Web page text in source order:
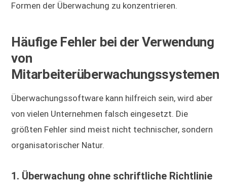
Formen der Überwachung zu konzentrieren.
Häufige Fehler bei der Verwendung
von
Mitarbeiterüberwachungssystemen
Überwachungssoftware kann hilfreich sein, wird aber
von vielen Unternehmen falsch eingesetzt. Die
größten Fehler sind meist nicht technischer, sondern
organisatorischer Natur.
1. Überwachung ohne schriftliche Richtlinie